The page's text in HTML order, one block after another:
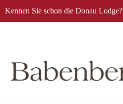
Kennen Sie schon die Donau Lodge?